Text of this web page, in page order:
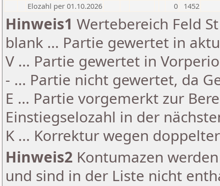
Elozahl per 01.10.2026
0 1452
Hinweis1 Wertebereich Feld
blank ... Partie gewertet in
V ... Partie gewertet in
- ... Partie nicht gewertet, da
E ... Partie vorgemerkt zur
Einstiegselozahl in der
K ... Korrektur wegen
Hinweis2 Kontumazen
und sind in der Liste nicht